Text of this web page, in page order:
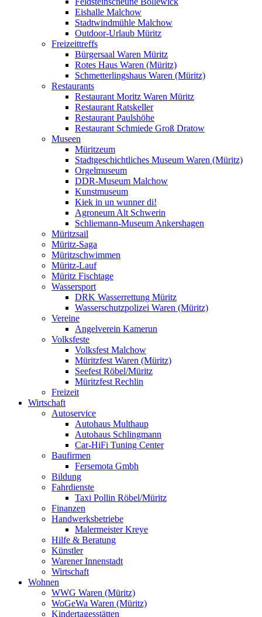
Eishalle Malchow
Stadtwindmühle Malchow
Outdoor-Urlaub Müritz
Freizeittreffs
Bürgersaal Waren Müritz
Rotes Haus Waren (Müritz)
Schmetterlingshaus Waren (Müritz)
Restaurants
Restaurant Moritz Waren Müritz
Restaurant Ratskeller
Restaurant Paulshöhe
Restaurant Schmiede Groß Dratow
Museen
Müritzeum
Stadtgeschichtliches Museum Waren (Müritz)
Orgelmuseum
DDR-Museum Malchow
Kunstmuseum
Kiek in un wunner di!
Agroneum Alt Schwerin
Schliemann-Museum Ankershagen
Müritzsail
Müritz-Saga
Müritzschwimmen
Müritz-Lauf
Müritz Fischtage
Wassersport
DRK Wasserrettung Müritz
Wasserschutzpolizei Waren (Müritz)
Vereine
Angelverein Kamerun
Volksfeste
Volksfest Malchow
Müritzfest Waren (Müritz)
Seefest Röbel/Müritz
Müritzfest Rechlin
Freizeit
Wirtschaft
Autoservice
Autohaus Multhaup
Autohaus Schlingmann
Car-HiFi Tuning Center
Baufirmen
Fersemota Gmbh
Bildung
Fahrdienste
Taxi Pollin Röbel/Müritz
Finanzen
Handwerksbetriebe
Malermeister Kreye
Hilfe & Beratung
Künstler
Warener Innenstadt
Wirtschaft
Wohnen
WWG Waren (Müritz)
WoGeWa Waren (Müritz)
Kindertagesstätten